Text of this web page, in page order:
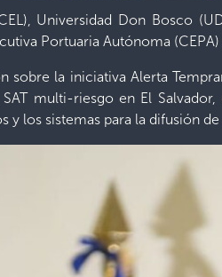
Universidad Don Bosco
Portuaria Autónoma
la iniciativa Alerta
multi-riesgo en El
sistemas para la difusión